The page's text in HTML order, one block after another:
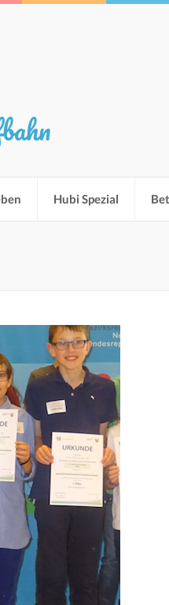
Hubi Spezial